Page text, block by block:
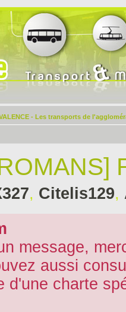
- Les transports de
, Citelis129,
message,
aussi
d'une charte